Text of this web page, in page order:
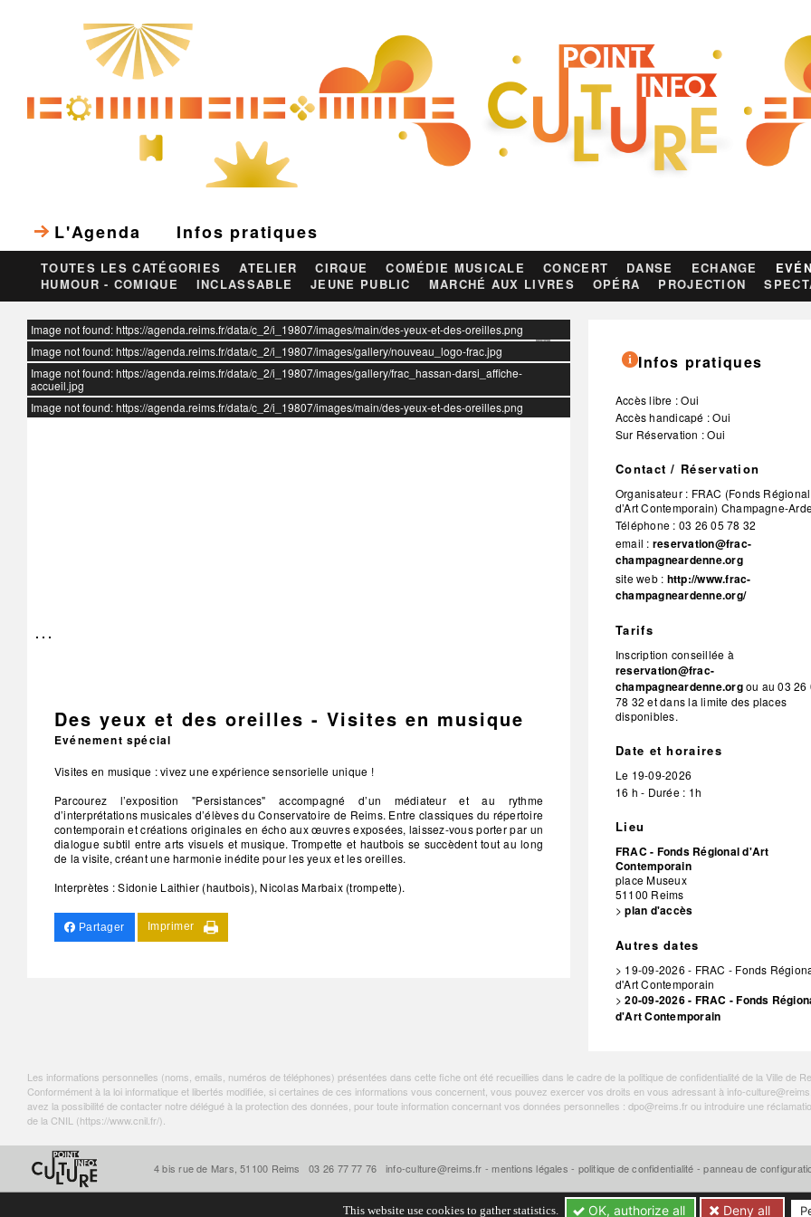
L'Agenda Infos pratiques
TOUTES LES CATÉGORIES ATELIER CIRQUE COMÉDIE MUSICALE CONCERT DANSE ECHANGE
HUMOUR - COMIQUE
INCLASSABLE JEUNE PUBLIC MARCHÉ AUX LIVRES OPÉRA PROJECTION
Image not found: https://agenda.reims.fr/data/c_2/i_19807/images/main/des-yeux-et-des-oreilles.png
Image not found: https://agenda.reims.fr/data/c_2/i_19807/images/gallery/nouveau_logo-frac.jpg
Image not found: https://agenda.reims.fr/data/c_2/i_19807/images/gallery/frac_hassan-darsi_affiche-
accueil.jpg
Image not found: https://agenda.reims.fr/data/c_2/i_19807/images/main/des-yeux-et-des-oreilles.png
Des yeux et des oreilles - Visites en musique
Evénement spécial
Visites en musique : vivez une expérience sensorielle unique !
Parcourez l’exposition "Persistances" accompagné d’un médiateur et au rythme
d’interprétations musicales d’élèves du Conservatoire de Reims. Entre classiques du répertoire
contemporain et créations originales en écho aux œuvres exposées, laissez-vous porter par un
dialogue subtil entre arts visuels et musique. Trompette et hautbois se succèdent tout au long
de la visite, créant une harmonie inédite pour les yeux et les oreilles.
Interprètes : Sidonie Laithier (hautbois), Nicolas Marbaix (trompette).
Partager Imprimer
Infos pratiques
Accès libre : Oui
Accès handicapé : Oui
Sur Réservation : Oui
Contact / Réservation
Organisateur : FRAC (Fonds Régional
d’Art Contemporain) Champagne-
Téléphone : 03 26 05 78 32
email : reservation@frac-
champagneardenne.org
site web : http://www.frac-
champagneardenne.org/
Tarifs
Inscription conseillée à
reservation@frac-
champagneardenne.orgou au 03 26
78 32 et dans la limite des places
disponibles.
Date et horaires
Le 19-09-2026
16 h - Durée : 1h
Lieu
FRAC - Fonds Régional d'Art
Contemporain
place Museux
51100 Reims
>plan d'accès
Autres dates
> 19-09-2026 - FRAC - Fonds
d'Art Contemporain
>20-09-2026 - FRAC - Fonds
d'Art Contemporain
Les informations personnelles (noms, emails, numéros de téléphones) présentées dans cette fiche ont été recueillies dans le cadre de la politique deconfidentialité de la Ville de
Conformément à la loi informatique et libertés modifiée, si certaines de ces informations vous concernent, vous pouvez exercer vos droits en vous adressant à info-
avez la possibilité de contacter notre délégué à la protection des données, pour toute information concernant vos données personnelles : dpo@reims.frou introduire une
de la CNIL (https://www.cnil.fr/).
4 bis rue de Mars, 51100 Reims03 26 77 77 76 info-culture@reims.fr -mentions légales - politique de confidentialité -panneau de
This website use cookies to gather statistics. OK, authorize all Deny all